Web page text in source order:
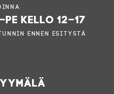
kello 12–17
ennen esitystä